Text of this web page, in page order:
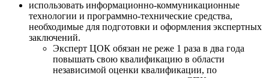
использовать информационно-коммуникационные
технологии и программно-технические средства,
необходимые для подготовки и оформления экспертных
заключений.
Эксперт ЦОК обязан не реже 1 раза в два года
повышать свою квалификацию в области
независимой оценки квалификации, по